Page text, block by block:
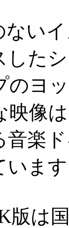
い
した
のヨ
映像
音楽
いま
版は